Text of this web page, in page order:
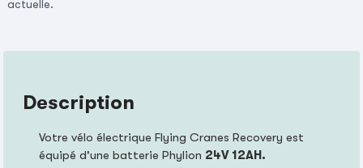
actuelle.
Description
Votre vélo électrique Flying Cranes Recovery est
équipé d'une batterie Phylion 24V 12AH.